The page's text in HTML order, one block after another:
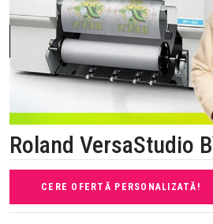
Roland VersaStudio
CERE OFERTĂ PERSONALIZATĂ!